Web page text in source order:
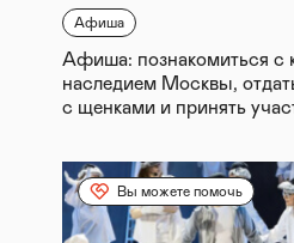
Афиша
Афиша: познакомиться с
наследием Москвы,
с щенками и принять
Вы можете помочь